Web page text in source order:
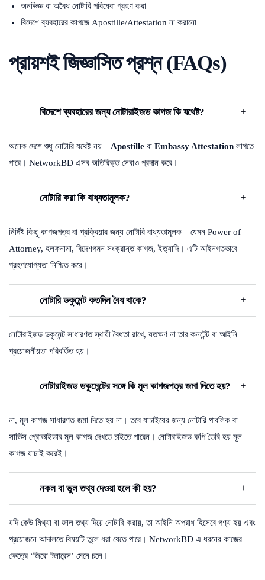
অনভিজ্ঞ বা অবৈধ নোটারি পরিষেবা গ্রহণ করা
বিদেশে ব্যবহারের কাগজে Apostille/Attestation না করানো
প্রায়শই জিজ্ঞাসিত প্রশ্ন (FAQs)
বিদেশে ব্যবহারের জন্য নোটারাইজড কাগজ কি যথেষ্ট?
অনেক দেশে শুধু নোটারি যথেষ্ট নয়—Apostille বা Embassy Attestation লাগতে
পারে। NetworkBD এসব অতিরিক্ত সেবাও প্রদান করে।
নোটারি করা কি বাধ্যতামূলক?
নির্দিষ্ট কিছু কাগজপত্র বা প্রক্রিয়ার জন্য নোটারি বাধ্যতামূলক—যেমন Power of
Attorney, হলফনামা, বিদেশগমন সংক্রান্ত কাগজ, ইত্যাদি। এটি আইনগতভাবে
গ্রহণযোগ্যতা নিশ্চিত করে।
নোটারি ডকুমেন্ট কতদিন বৈধ থাকে?
নোটারাইজড ডকুমেন্ট সাধারণত স্থায়ী বৈধতা রাখে, যতক্ষণ না তার কনটেন্ট বা আইনি
প্রয়োজনীয়তা পরিবর্তিত হয়।
নোটারাইজড ডকুমেন্টের সঙ্গে কি মূল কাগজপত্র জমা দিতে হয়?
না, মূল কাগজ সাধারণত জমা দিতে হয় না। তবে যাচাইয়ের জন্য নোটারি পাবলিক বা
সার্ভিস প্রোভাইডার মূল কাগজ দেখতে চাইতে পারেন। নোটারাইজড কপি তৈরি হয় মূল
কাগজ যাচাই করেই।
নকল বা ভুল তথ্য দেওয়া হলে কী হয়?
যদি কেউ মিথ্যা বা জাল তথ্য দিয়ে নোটারি করায়, তা আইনি অপরাধ হিসেবে গণ্য হয় এবং
প্রয়োজনে আদালতে বিষয়টি তুলে ধরা যেতে পারে। NetworkBD এ ধরনের কাজের
ক্ষেত্রে ‘জিরো টলারেন্স’ মেনে চলে।